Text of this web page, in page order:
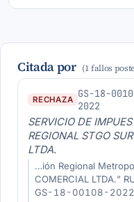
Citada por (1 fallos
RECHAZA GS-18-
2022
SERVICIO DE
REGIONAL STGO
LTDA.
…ión Regional
COMERCIAL LTDA.”
GS-18-00108-2022